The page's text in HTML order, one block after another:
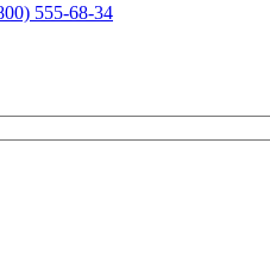
555-68-34